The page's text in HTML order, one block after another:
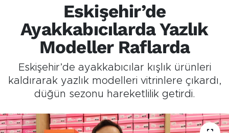
Eskişehir’de
Ayakkabıcılarda Yazlık
Modeller Raflarda
Eskişehir’de ayakkabıcılar kışlık ürünleri
kaldırarak yazlık modelleri vitrinlere çıkardı,
düğün sezonu hareketlilik getirdi.